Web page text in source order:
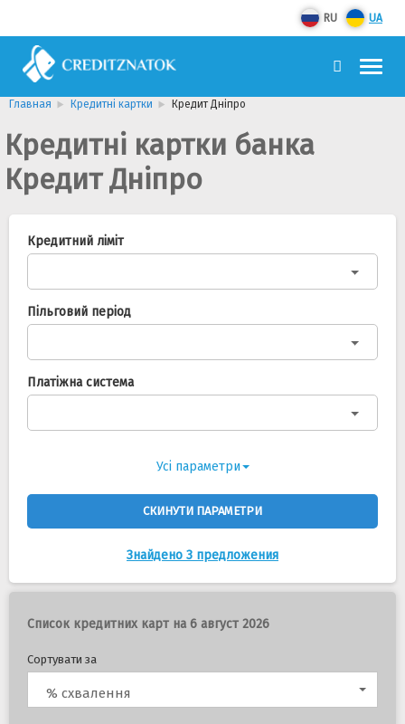
RU UA
Главная Кредитні картки Кредит Дніпро
Кредитні картки банка
Кредит Дніпро
Кредитний ліміт
Пільговий період
Платіжна система
Усі параметри
СКИНУТИ ПАРАМЕТРИ
Знайдено 3 предложения
Список кредитних карт на 6 август 2026
Сортувати за
% схвалення